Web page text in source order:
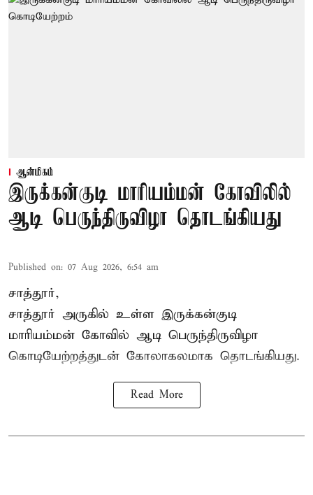
ஆன்மிகம்
இருக்கன்குடி மாரியம்மன் கோவிலில்
ஆடி பெருந்திருவிழா தொடங்கியது
Published on: 07 Aug 2026, 6:54 am
சாத்தூர்,
சாத்தூர் அருகில் உள்ள இருக்கன்குடி
மாரியம்மன் கோவில் ஆடி பெருந்திருவிழா
கொடியேற்றத்துடன் கோலாகலமாக தொடங்கியது.
Read More